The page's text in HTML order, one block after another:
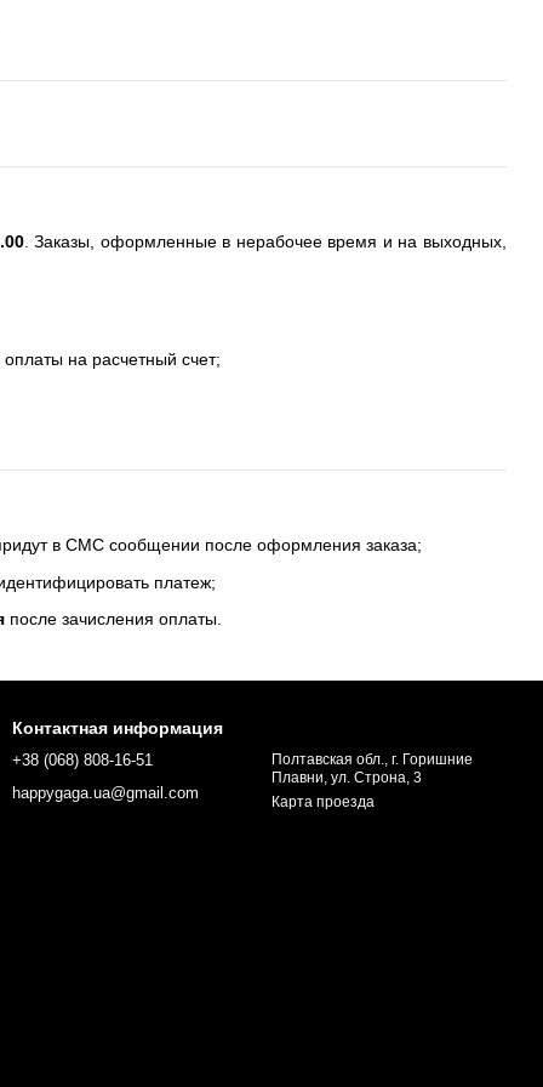
. Заказы, оформленные в нерабочее время и на выходных,
на расчетный счет;
в СМС сообщении после оформления заказа;
платеж;
после зачисления оплаты.
Контактная информация
+38 (068) 808-16-51
happygaga.ua@gmail.com
Полтавская обл., г. Горишние
Плавни, ул. Строна, 3
Карта проезда